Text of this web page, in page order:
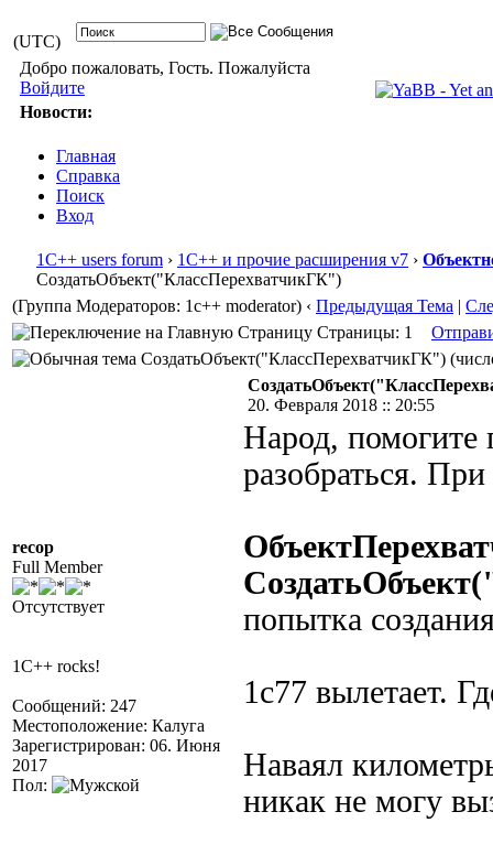
(UTC)
Добро пожаловать, Гость. Пожалуйста
Войдите
Новости:
Главная
Справка
Поиск
Вход
1С++ users forum › 1С++ и прочие расширения v7 ›
СоздатьОбъект("КлассПерехватчикГК")
(Группа Модераторов: 1c++ moderator) ‹ Предыдущая Тема |
Страницы: 1
СоздатьОбъект("КлассПерехватчикГК")
recop
Full Member
Отсутствует
1C++ rocks!
Сообщений: 247
Местоположение: Калуга
Зарегистрирован: 06. Июня
2017
Пол:
20. Февраля 2018 :: 20:55
Народ, помогите
разобраться.
попытка
1с77 вылетает.
Наваял
никак не могу